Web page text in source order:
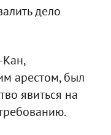
дело
Кан,
арестом, был
явиться на